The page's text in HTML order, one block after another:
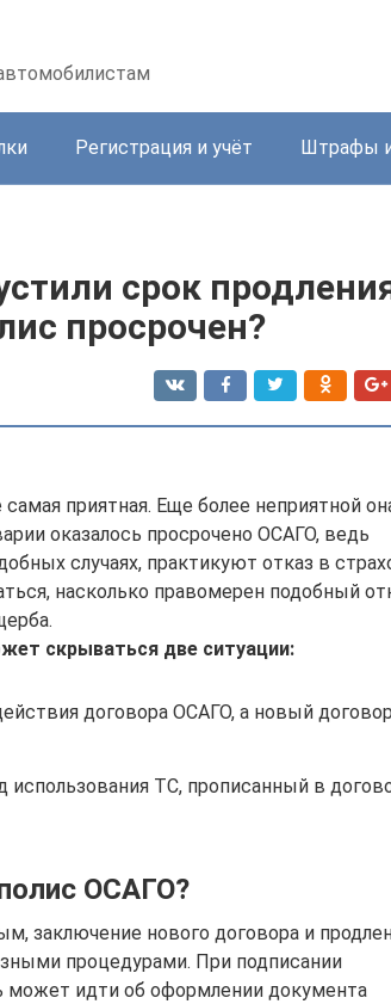
Регистрация и учёт Штрафы и
срок
просрочен?
приятная. Еще более неприятной
оказалось просрочено ОСАГО, ведь
случаях, практикуют отказ в
насколько правомерен подобный
скрываться две ситуации:
договора ОСАГО, а новый
использования ТС, прописанный в
ОСАГО?
заключение нового договора и
процедурами. При подписании
может идти об оформлении документа